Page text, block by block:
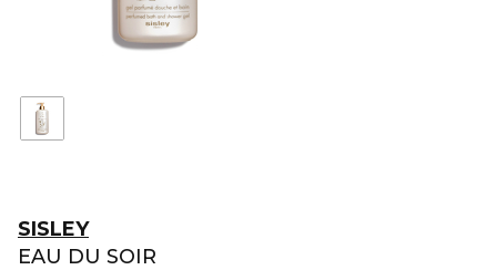
SISLEY
EAU DU SOIR